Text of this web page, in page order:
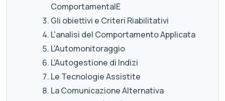
ComportamentalE
Gli obiettivi e Criteri Riabilitativi
L'analisi del Comportamento Applicata
L'Automonitoraggio
L'Autogestione di Indizi
Le Tecnologie Assistite
La Comunicazione Alternativa